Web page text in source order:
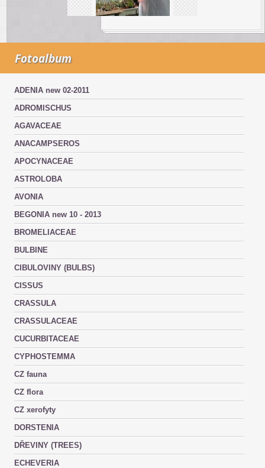
Fotoalbum
ADENIA new 02-2011
ADROMISCHUS
AGAVACEAE
ANACAMPSEROS
APOCYNACEAE
ASTROLOBA
AVONIA
BEGONIA new 10 - 2013
BROMELIACEAE
BULBINE
CIBULOVINY (BULBS)
CISSUS
CRASSULA
CRASSULACEAE
CUCURBITACEAE
CYPHOSTEMMA
CZ fauna
CZ flora
CZ xerofyty
DORSTENIA
DŘEVINY (TREES)
ECHEVERIA